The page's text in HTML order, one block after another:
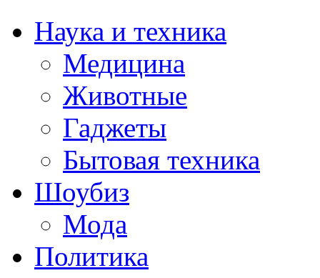
Наука и техника
Медицина
Животные
Гаджеты
Бытовая техника
Шоубиз
Мода
Политика